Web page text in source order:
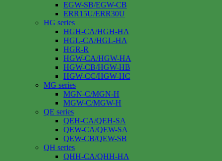
EGW-SB/EGW-CB
ERR15U/ERR30U
HG series
HGH-CA/HGH-HA
HGL-CA/HGL-HA
HGR-R
HGW-CA/HGW-HA
HGW-CB/HGW-HB
HGW-CC/HGW-HC
MG series
MGN-C/MGN-H
MGW-C/MGW-H
QE series
QEH-CA/QEH-SA
QEW-CA/QEW-SA
QEW-CB/QEW-SB
QH series
QHH-CA/QHH-HA